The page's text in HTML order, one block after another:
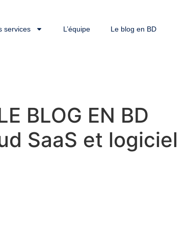
services L’équipe Le blog en BD
BLOG EN BD
SaaS et logiciel